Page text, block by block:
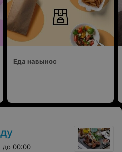
Еда навынос
до 00:00